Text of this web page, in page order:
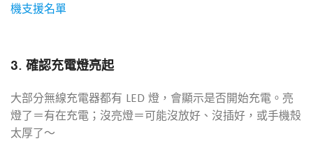
機支援名單
3. 確認充電燈亮起
大部分無線充電器都有 LED 燈，會顯示是否開始充電。亮
燈了＝有在充電；沒亮燈＝可能沒放好、沒插好，或手機殼
太厚了～